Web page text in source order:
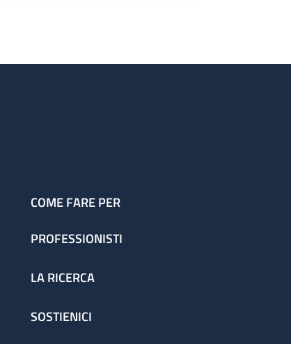
COME FARE PER
PROFESSIONISTI
LA RICERCA
SOSTIENICI